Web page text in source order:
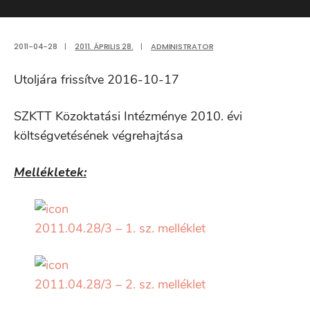
2011-04-28 | 2011. ÁPRILIS 28. | ADMINISTRATOR
Utoljára frissítve 2016-10-17
SZKTT Közoktatási Intézménye 2010. évi
költségvetésének végrehajtása
Mellékletek:
2011.04.28/3 – 1. sz. melléklet
2011.04.28/3 – 2. sz. melléklet